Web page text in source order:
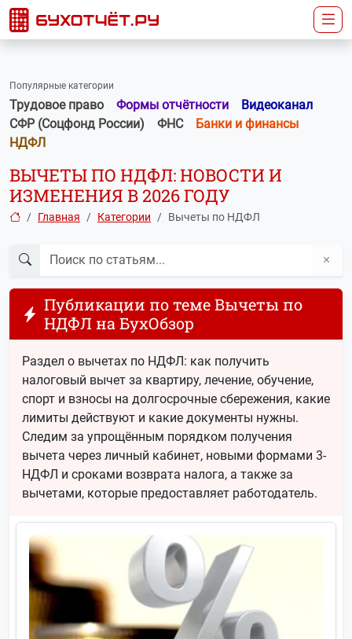
Популярные категории
Трудовое право Формы отчётности
Видеоканал
СФР (Соцфонд России)
ФНС
Банки и финансы
НДФЛ
ВЫЧЕТЫ ПО НДФЛ: НОВОСТИ И
ИЗМЕНЕНИЯ В 2026 ГОДУ
Главная Категории Вычеты по НДФЛ
Публикации по теме Вычеты по
НДФЛ на БухОбзор
Раздел о вычетах по НДФЛ: как получить
налоговый вычет за квартиру, лечение, обучение,
спорт и взносы на долгосрочные сбережения, какие
лимиты действуют и какие документы нужны.
Следим за упрощённым порядком получения
вычета через личный кабинет, новыми формами 3-
НДФЛ и сроками возврата налога, а также за
вычетами, которые предоставляет работодатель.